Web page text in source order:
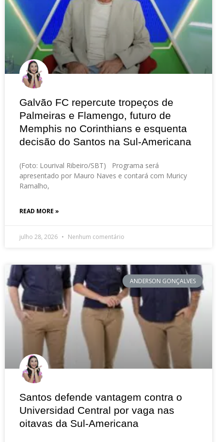
Galvão FC repercute tropeços de
Palmeiras e Flamengo, futuro de
Memphis no Corinthians e esquenta
decisão do Santos na Sul-Americana
(Foto: Lourival Ribeiro/SBT) Programa será
apresentado por Mauro Naves e contará com Muricy
Ramalho,
READ MORE »
julho 28, 2026 Nenhum comentário
ANDERSON GONÇALVES
Santos defende vantagem contra o
Universidad Central por vaga nas
oitavas da Sul-Americana